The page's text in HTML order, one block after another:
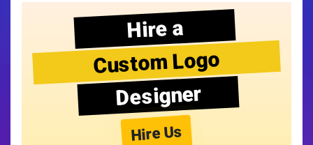
Hire a
Custom Logo
Designer
Hire Us